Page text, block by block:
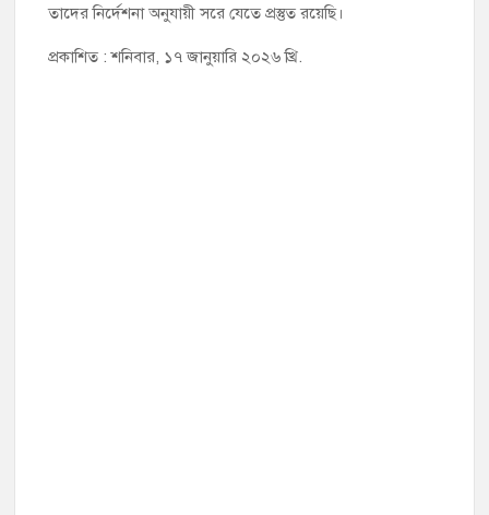
তাদের নির্দেশনা অনুযায়ী সরে যেতে প্রস্তুত রয়েছি।
প্রকাশিত : শনিবার, ১৭ জানুয়ারি ২০২৬ খ্রি.